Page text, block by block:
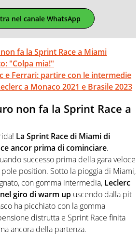
nel canale WhatsApp
fa la Sprint Race a Miami
"Colpa mia!"
e Ferrari: partire con le intermedie
a Monaco 2021 e Brasile 2023
non fa la Sprint Race a
La Sprint Race di Miami di
ancor prima di cominciare.
successo prima della gara veloce
position. Sotto la pioggia di Miami,
con gomma intermedia, Leclerc
giro di warm up uscendo dalla pit
ha picchiato con la gomma
distrutta e Sprint Race finita
ancora della partenza.